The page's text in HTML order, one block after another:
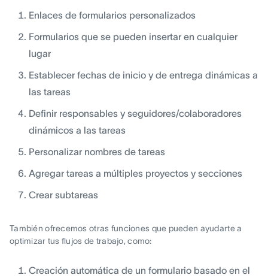
Enlaces de formularios personalizados
Formularios que se pueden insertar en cualquier
lugar
Establecer fechas de inicio y de entrega dinámicas a
las tareas
Definir responsables y seguidores/colaboradores
dinámicos a las tareas
Personalizar nombres de tareas
Agregar tareas a múltiples proyectos y secciones
Crear subtareas
También ofrecemos otras funciones que pueden ayudarte a
optimizar tus flujos de trabajo, como:
Creación automática de un formulario basado en el